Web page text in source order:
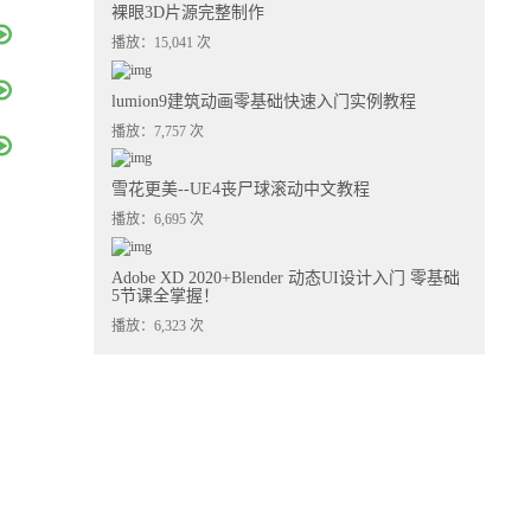
裸眼3D片源完整制作
播放：15,041 次
lumion9建筑动画零基础快速入门实例教程
播放：7,757 次
雪花更美--UE4丧尸球滚动中文教程
播放：6,695 次
Adobe XD 2020+Blender 动态UI设计入门 零基础
5节课全掌握！
播放：6,323 次